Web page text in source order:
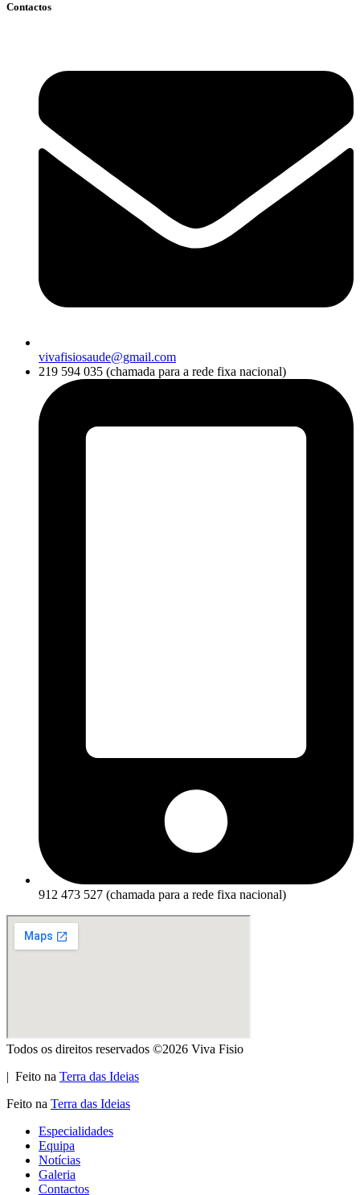
Contactos
vivafisiosaude@gmail.com
219 594 035 (chamada para a rede fixa nacional)
912 473 527 (chamada para a rede fixa nacional)
Todos os direitos reservados ©2026 Viva Fisio
| Feito na Terra das Ideias
Feito na Terra das Ideias
Especialidades
Equipa
Notícias
Galeria
Contactos